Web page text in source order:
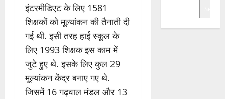
इंटरमीडिएट के लिए 1581
शिक्षकों को मूल्यांकन की तैनाती दी
गई थी. इसी तरह हाई स्कूल के
लिए 1993 शिक्षक इस काम में
जुटे हुए थे. इसके लिए कुल 29
मूल्यांकन केंद्र बनाए गए थे.
जिसमें 16 गढ़वाल मंडल और 13